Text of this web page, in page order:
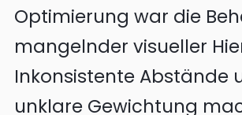
Optimierung war die
mangelnder visueller
Inkonsistente Abstände
unklare Gewichtung